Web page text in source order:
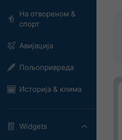
На отвореном &
спорт
Авијација
Пољопривреда
Историја & клима
Widgets